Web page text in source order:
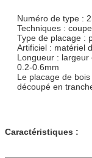
Numéro de type :
Techniques :
Type de placage :
Artificiel : matériel
Longueur :
0.2-0.6mm
Le placage de
découpé en
Caractéristiques :